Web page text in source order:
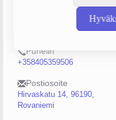
Puhelin
+358405359506
Postiosoite
Hirvaskatu 14, 96190,
Rovaniemi